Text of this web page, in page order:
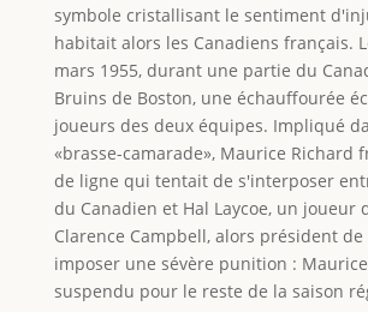
symbole cristallisant le sentiment
habitait alors les Canadiens français.
mars 1955, durant une partie du
Bruins de Boston, une échauffourée
joueurs des deux équipes. Impliqué
«brasse-camarade», Maurice Richard
de ligne qui tentait de s'interposer
du Canadien et Hal Laycoe, un joueur
Clarence Campbell, alors président de
imposer une sévère punition :
suspendu pour le reste de la saison